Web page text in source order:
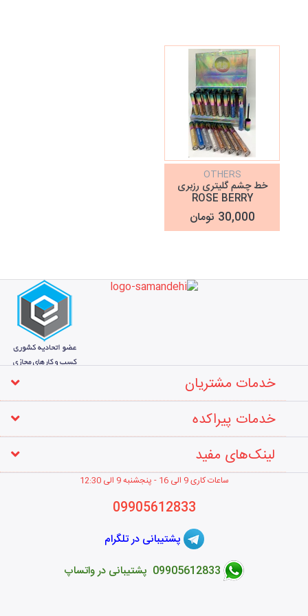
OTHERS
خط چشم گلیتری رزبری
ROSE BERRY
30,000 تومان
خدمات مشتریان
خدمات پیراکده
لینک‌های مفید
ساعات کاری 9 الی 16 - پنجشنبه 9 الی 12 :30
09905612833
پشتیبانی در تلگرام
09905612833 پشتیبانی در واتساپ